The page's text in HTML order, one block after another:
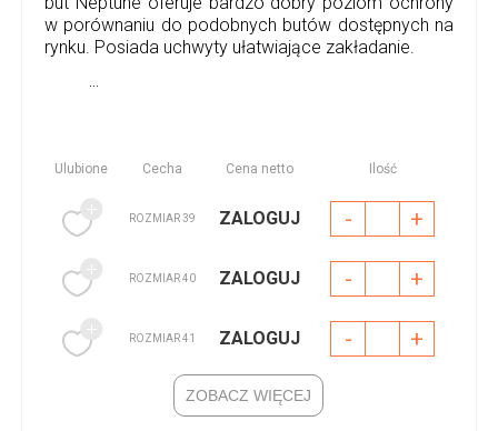
w porównaniu do podobnych butów dostępnych na
rynku. Posiada uchwyty ułatwiające zakładanie.
Ulubione Cecha Cena netto Ilość
ROZMIAR 39 ZALOGUJ - +
ROZMIAR 40 ZALOGUJ - +
ROZMIAR 41 ZALOGUJ - +
ZOBACZ WIĘCEJ